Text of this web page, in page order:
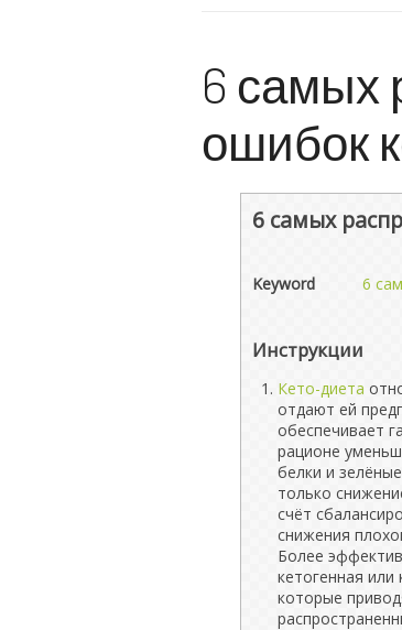
6 самых
ошибок
6 самых
Keyword 6
Инструкции
Кето-диета
отдают ей
обеспечивает
рационе
белки и
только
счёт
снижения
Более
кетогенная
которые